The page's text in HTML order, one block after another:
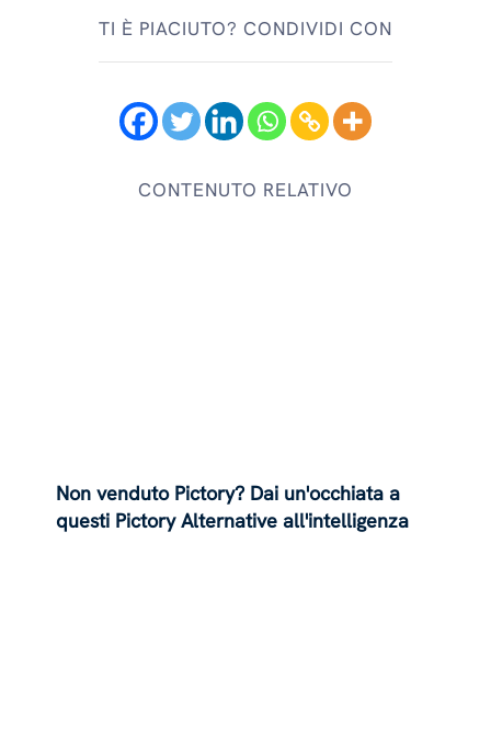
TI È PIACIUTO? CONDIVIDI CON
CONTENUTO RELATIVO
Non venduto Pictory? Dai un'occhiata a
questi Pictory Alternative all'intelligenza